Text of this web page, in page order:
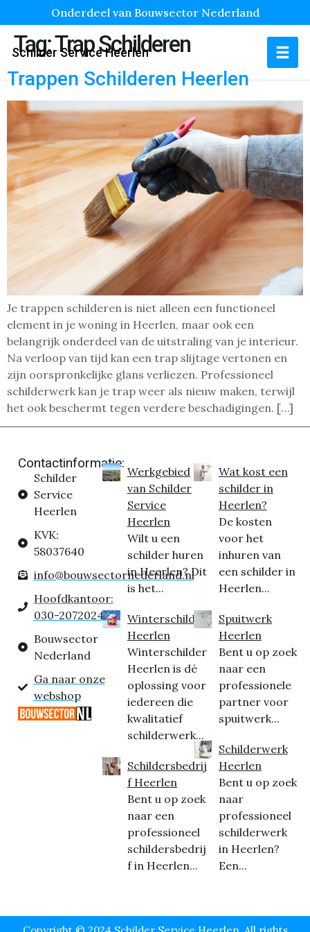
Onderdeel van Bouwsector Nederland
Schilder Service Heerlen
Tag:Trap Schilderen
Trappen Schilderen Heerlen
Je trappen schilderen is niet alleen een functioneel
element in je woning in Heerlen, maar ook een
belangrijk onderdeel van de uitstraling van je interieur.
Na verloop van tijd kan een trap slijtage vertonen en
zijn oorspronkelijke glans verliezen. Professioneel
schilderwerk kan je trap weer als nieuw maken, terwijl
het ook beschermt tegen verdere beschadigingen. […]
Contactinformatie:
Schilder
Service
Heerlen
KVK:
58037640
info@bouwsectornederland.nl
Hoofdkantoor:
030-2072024
Bouwsector
Nederland
Ga naar onze
webshop
Werkgebied
van Schilder
Service
Heerlen
Wilt u een
schilder huren
in Heerlen? Dit
is het...
Winterschilder
Heerlen
Winterschilder
Heerlen is dé
oplossing voor
iedereen die
kwalitatief
schilderwerk...
Schildersbedrij
f Heerlen
Bent u op zoek
naar een
professioneel
schildersbedrij
f in Heerlen...
Wat kost een
schilder in
Heerlen?
De kosten
voor het
inhuren van
een schilder in
Heerlen...
Spuitwerk
Heerlen
Bent u op zoek
naar een
professionele
partner voor
spuitwerk...
Schilderwerk
Heerlen
Bent u op zoek
naar
professioneel
schilderwerk
in Heerlen?
Een...